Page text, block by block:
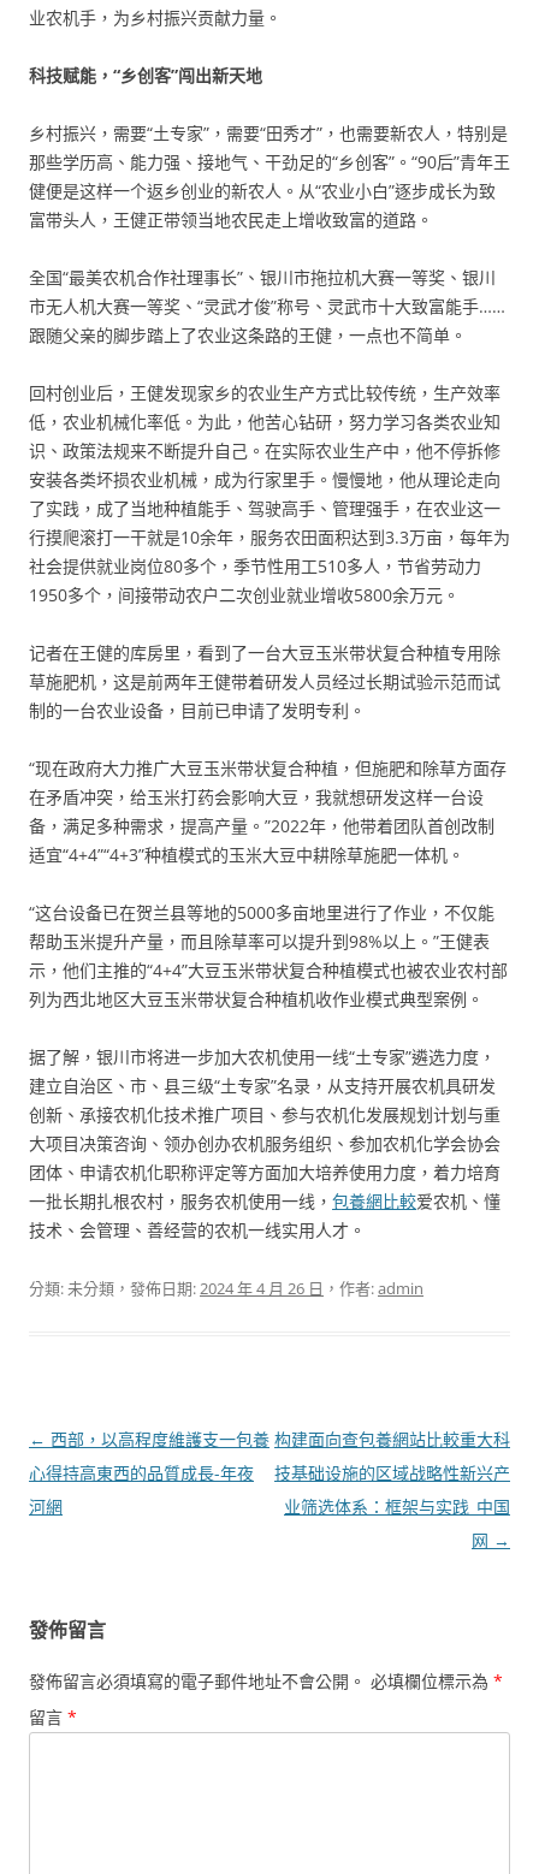
业农机手，为乡村振兴贡献力量。
科技赋能，“乡创客”闯出新天地
乡村振兴，需要“土专家”，需要“田秀才”，也需要新农人，特别是
那些学历高、能力强、接地气、干劲足的“乡创客”。“90后”青年王
健便是这样一个返乡创业的新农人。从“农业小白”逐步成长为致
富带头人，王健正带领当地农民走上增收致富的道路。
全国“最美农机合作社理事长”、银川市拖拉机大赛一等奖、银川
市无人机大赛一等奖、“灵武才俊”称号、灵武市十大致富能手……
跟随父亲的脚步踏上了农业这条路的王健，一点也不简单。
回村创业后，王健发现家乡的农业生产方式比较传统，生产效率
低，农业机械化率低。为此，他苦心钻研，努力学习各类农业知
识、政策法规来不断提升自己。在实际农业生产中，他不停拆修
安装各类坏损农业机械，成为行家里手。慢慢地，他从理论走向
了实践，成了当地种植能手、驾驶高手、管理强手，在农业这一
行摸爬滚打一干就是10余年，服务农田面积达到3.3万亩，每年为
社会提供就业岗位80多个，季节性用工510多人，节省劳动力
1950多个，间接带动农户二次创业就业增收5800余万元。
记者在王健的库房里，看到了一台大豆玉米带状复合种植专用除
草施肥机，这是前两年王健带着研发人员经过长期试验示范而试
制的一台农业设备，目前已申请了发明专利。
“现在政府大力推广大豆玉米带状复合种植，但施肥和除草方面存
在矛盾冲突，给玉米打药会影响大豆，我就想研发这样一台设
备，满足多种需求，提高产量。”2022年，他带着团队首创改制
适宜“4+4”“4+3”种植模式的玉米大豆中耕除草施肥一体机。
“这台设备已在贺兰县等地的5000多亩地里进行了作业，不仅能
帮助玉米提升产量，而且除草率可以提升到98%以上。”王健表
示，他们主推的“4+4”大豆玉米带状复合种植模式也被农业农村部
列为西北地区大豆玉米带状复合种植机收作业模式典型案例。
据了解，银川市将进一步加大农机使用一线“土专家”遴选力度，
建立自治区、市、县三级“土专家”名录，从支持开展农机具研发
创新、承接农机化技术推广项目、参与农机化发展规划计划与重
大项目决策咨询、领办创办农机服务组织、参加农机化学会协会
团体、申请农机化职称评定等方面加大培养使用力度，着力培育
一批长期扎根农村，服务农机使用一线， 包養網比較爱农机、懂
技术、会管理、善经营的农机一线实用人才。
分類: 未分類，發佈日期:2024 年 4 月 26 日 ，作者:admin
文
章
導
← 西部，以高程度維護支一包養
心得持高東西的品質成長-年夜
河網
构建面向查包養網站比較重大科
技基础设施的区域战略性新兴产
业筛选体系：框架与实践_中国
网 →
發佈留言
發佈留言必須填寫的電子郵件地址不會公開。 必填欄位標示為 *
留言 *